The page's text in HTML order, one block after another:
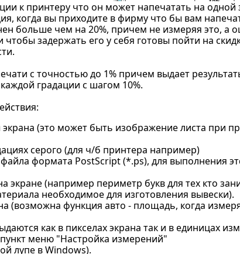
к принтеру что он может напечатать на одной
когда вы приходите в фирму что бы вам
больше чем на 20%, причем не измеряя это, а
задержать его у себя готовы пойти на
с точностью до 1% причем выдает
градации с шагом 10%.
(это может быть изображение листа при
серого (для ч/б принтера например)
формата PostScript (*.ps), для выполнения
(например периметр букв для тех кто
необходимое для изготовления вывески).
(возможна функция авто - площадь, когда
как в пикселах экрана так и в единицах
меню "Настройка измерений"
лупе в Windows).